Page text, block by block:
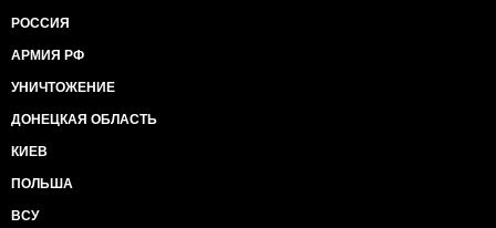
РОССИЯ
АРМИЯ РФ
УНИЧТОЖЕНИЕ
ДОНЕЦКАЯ ОБЛАСТЬ
КИЕВ
ПОЛЬША
ВСУ